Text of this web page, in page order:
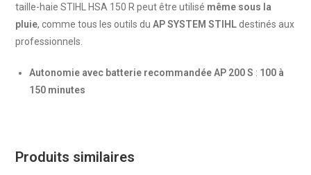
taille-haie STIHL HSA 150 R peut être utilisé même sous la
pluie, comme tous les outils duAP SYSTEM STIHLdestinés aux
professionnels.
Autonomie avec batterie recommandée AP 200 S : 100 à
150 minutes
Produits similaires